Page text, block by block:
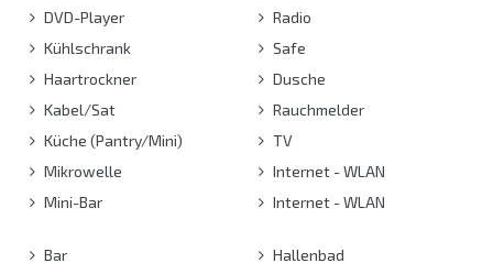
DVD-Player
Kühlschrank
Haartrockner
Kabel/Sat
Küche (Pantry/Mini)
Mikrowelle
Mini-Bar
Radio
Safe
Dusche
Rauchmelder
TV
Internet - WLAN
Internet - WLAN
Bar
Hallenbad